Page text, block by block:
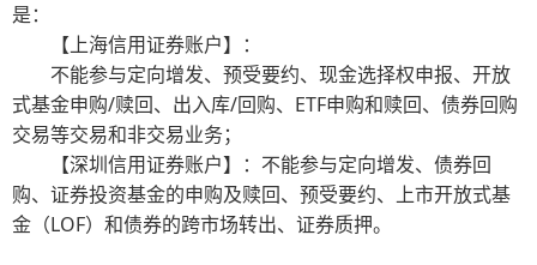
是：
【上海信用证券账户】：
不能参与定向增发、预受要约、现金选择权申报、开放
式基金申购/赎回、出入库/回购、ETF申购和赎回、债券回购
交易等交易和非交易业务；
【深圳信用证券账户】：不能参与定向增发、债券回
购、证券投资基金的申购及赎回、预受要约、上市开放式基
金（LOF）和债券的跨市场转出、证券质押。